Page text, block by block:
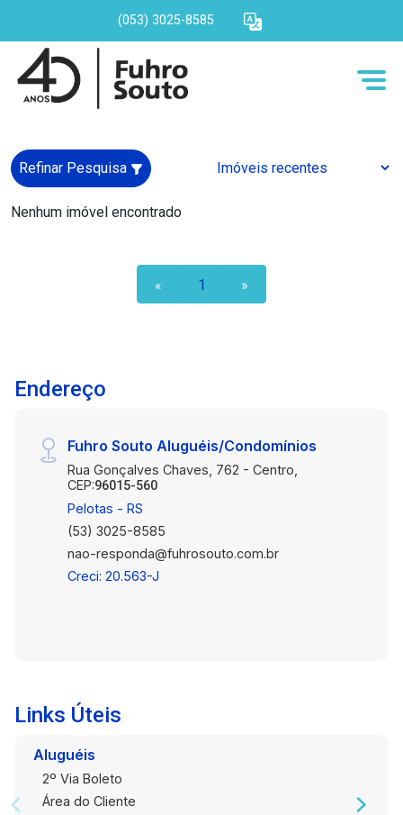
(053) 3025-8585
Refinar Pesquisa
Nenhum imóvel encontrado
« 1 »
Endereço
Fuhro Souto Aluguéis/Condomínios
Rua Gonçalves Chaves, 762 - Centro,
CEP:96015-560
Pelotas - RS
(53) 3025-8585
nao-responda@fuhrosouto.com.br
Creci: 20.563-J
Links Úteis
Aluguéis
2º Via Boleto
Área do Cliente